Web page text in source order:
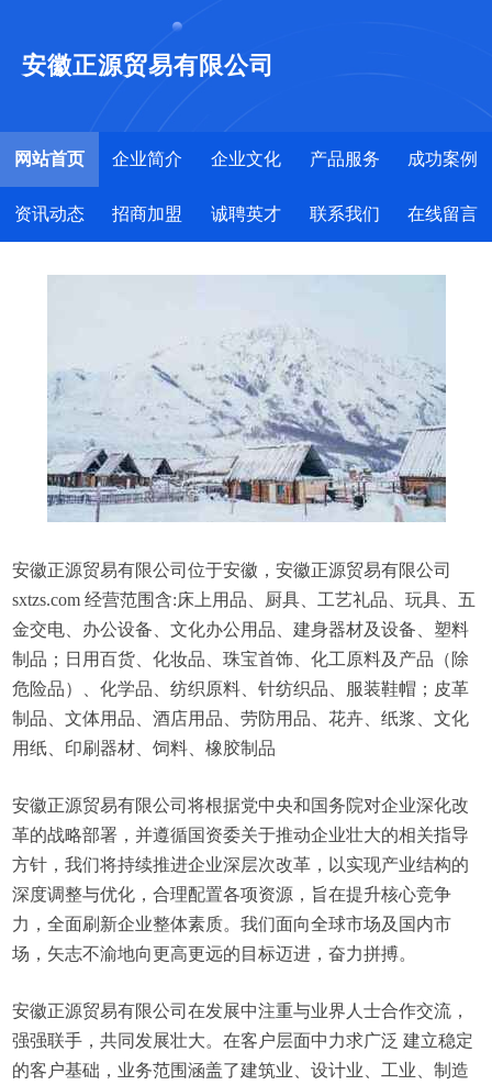
安徽正源贸易有限公司
网站首页 企业简介 企业文化 产品服务 成功案例
资讯动态 招商加盟 诚聘英才 联系我们 在线留言
安徽正源贸易有限公司位于安徽，安徽正源贸易有限公司
sxtzs.com 经营范围含:床上用品、厨具、工艺礼品、玩具、五
金交电、办公设备、文化办公用品、建身器材及设备、塑料
制品；日用百货、化妆品、珠宝首饰、化工原料及产品（除
危险品）、化学品、纺织原料、针纺织品、服装鞋帽；皮革
制品、文体用品、酒店用品、劳防用品、花卉、纸浆、文化
用纸、印刷器材、饲料、橡胶制品
安徽正源贸易有限公司将根据党中央和国务院对企业深化改
革的战略部署，并遵循国资委关于推动企业壮大的相关指导
方针，我们将持续推进企业深层次改革，以实现产业结构的
深度调整与优化，合理配置各项资源，旨在提升核心竞争
力，全面刷新企业整体素质。我们面向全球市场及国内市
场，矢志不渝地向更高更远的目标迈进，奋力拼搏。
安徽正源贸易有限公司在发展中注重与业界人士合作交流，
强强联手，共同发展壮大。在客户层面中力求广泛 建立稳定
的客户基础，业务范围涵盖了建筑业、设计业、工业、制造